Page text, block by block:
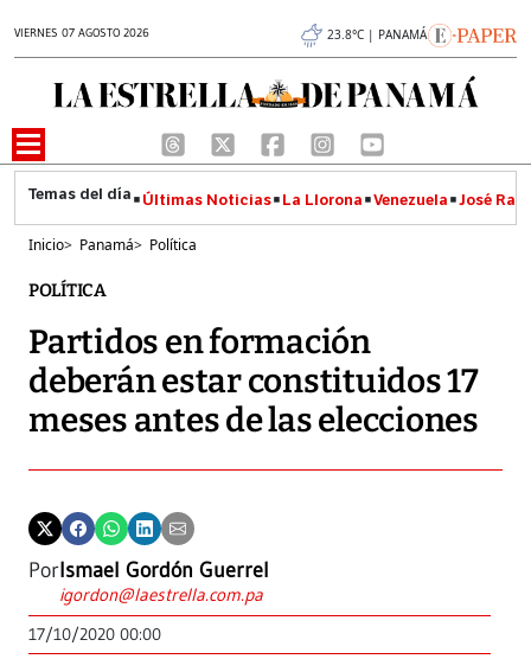
VIERNES 07 AGOSTO 2026 23.8°C | PANAMÁ
Últimas Noticias La Llorona Venezuela José
Inicio> Panamá> Política
POLÍTICA
Partidos en formación
deberán estar constituidos 17
meses antes de las elecciones
PorIsmael Gordón Guerrel
igordon@laestrella.com.pa
17/10/2020 00:00